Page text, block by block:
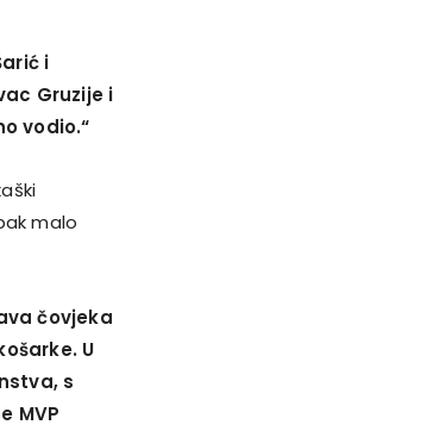
i
Gruzije i
vodio.“
malo
čovjeka
U
s
MVP